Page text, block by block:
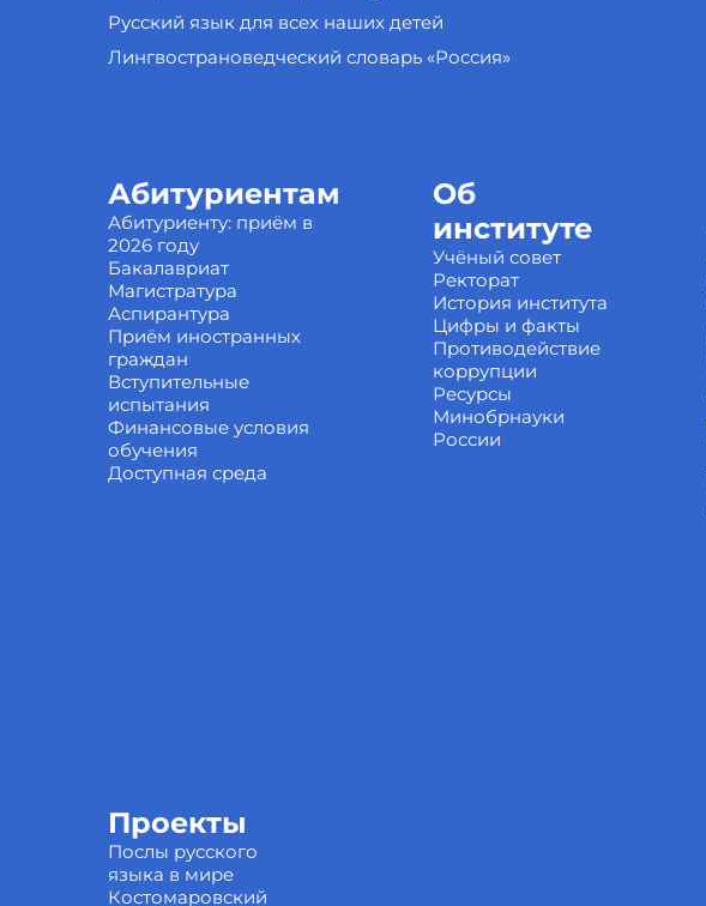
Русский язык для всех наших детей
Лингвострановедческий словарь «Россия»
Абитуриентам
Абитуриенту: приём в
2026 году
Бакалавриат
Магистратура
Аспирантура
Приём иностранных
граждан
Вступительные
испытания
Финансовые условия
обучения
Доступная среда
Об
институте
Учёный совет
Ректорат
История института
Цифры и факты
Противодействие
коррупции
Ресурсы
Минобрнауки
России
Проекты
Послы русского
языка в мире
Костомаровский